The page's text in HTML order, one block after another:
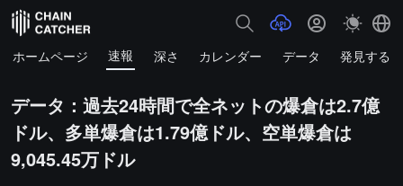
ホームページ 速報 深さ カレンダー データ 発見する
データ：過去24時間で全ネットの爆倉は2.7億
ドル、多単爆倉は1.79億ドル、空単爆倉は
9,045.45万ドル